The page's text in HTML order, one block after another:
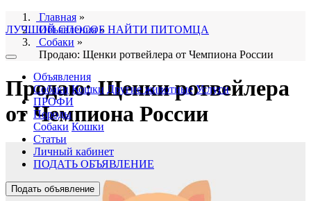
ЛУЧШИЙ СПОСОБ НАЙТИ ПИТОМЦА
Объявления
Собаки Кошки Другие животные Услуги
ПРОФИ
Породы
Собаки Кошки
Статьи
Личный кабинет
ПОДАТЬ ОБЪЯВЛЕНИЕ
Подать объявление
Главная »
Объявления»
Собаки »
Продаю: Щенки ротвейлера от Чемпиона России
Продаю: Щенки ротвейлера
от Чемпиона России